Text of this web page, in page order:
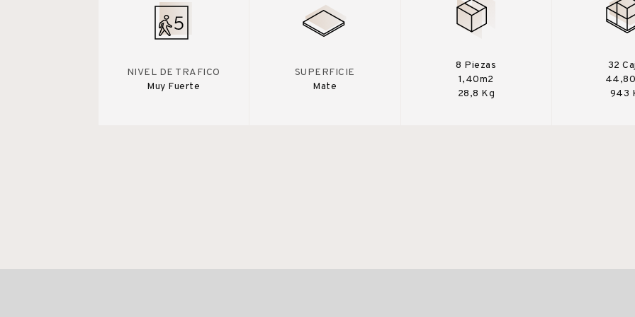
NIVEL DE TRAFICO
Muy Fuerte
SUPERFICIE
Mate
8 Piezas
1,40m2
28,8 Kg
32
943